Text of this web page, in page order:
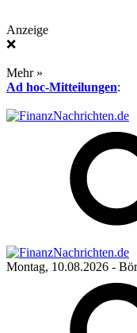
Anzeige
❌
Mehr »
Ad hoc-Mitteilungen:
Montag, 10.08.2026 -